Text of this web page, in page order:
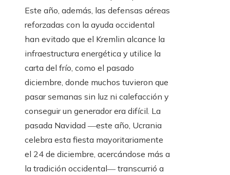
Este año, además, las defensas aéreas
reforzadas con la ayuda occidental
han evitado que el Kremlin alcance la
infraestructura energética y utilice la
carta del frío, como el pasado
diciembre, donde muchos tuvieron que
pasar semanas sin luz ni calefacción y
conseguir un generador era difícil. La
pasada Navidad ―este año, Ucrania
celebra esta fiesta mayoritariamente
el 24 de diciembre, acercándose más a
la tradición occidental― transcurrió a